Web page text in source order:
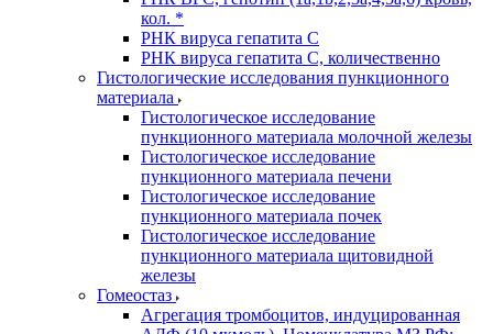
кол. *
РНК вируса гепатита C
РНК вируса гепатита C, количественно
Гистологические исследования пункционного
материала
Гистологическое исследование
пункционного материала молочной железы
Гистологическое исследование
пункционного материала печени
Гистологическое исследование
пункционного материала почек
Гистологическое исследование
пункционного материала щитовидной
железы
Гомеостаз
Агрегация тромбоцитов, индуцированная